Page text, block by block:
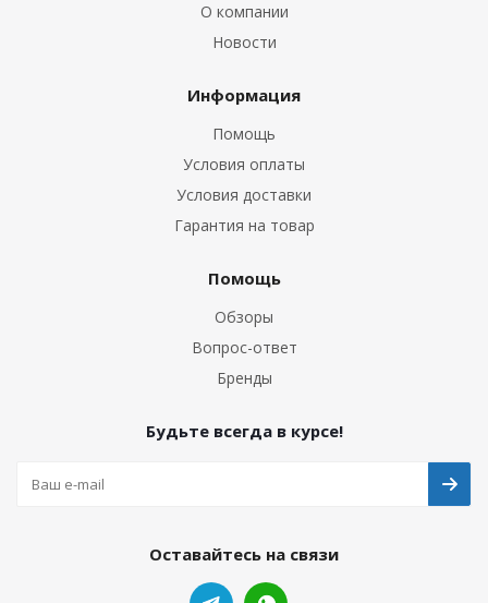
О компании
Новости
Информация
Помощь
Условия оплаты
Условия доставки
Гарантия на товар
Помощь
Обзоры
Вопрос-ответ
Бренды
Будьте всегда в курсе!
Оставайтесь на связи